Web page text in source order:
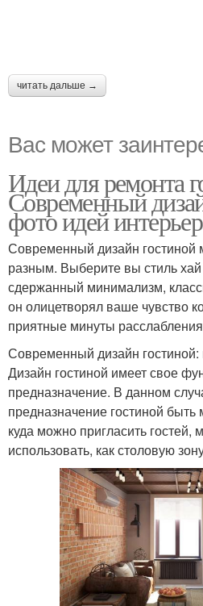
читать дальше →
Вас может
Идеи для ремонта
Современный
фото идей
Современный дизайн
разным. Выберите вы стиль хай
сдержанный минимализм,
он олицетворял ваше чувство
приятные минуты
Современный дизайн
Дизайн гостиной имеет свое
предназначение. В данном
предназначение гостиной
куда можно пригласить
использовать, как столовую